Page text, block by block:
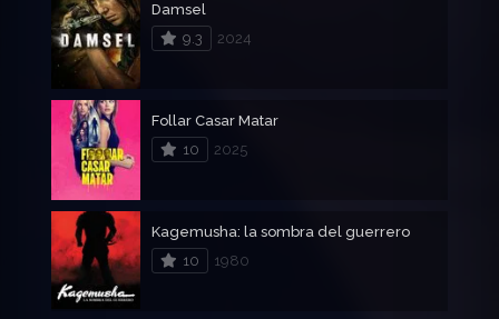
Damsel
9.3
2024
Follar Casar Matar
10
2025
Kagemusha: la sombra del guerrero
10
1980